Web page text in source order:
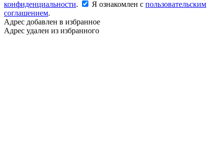
конфиденциальности. Я ознакомлен с пользовательским
соглашением.
Адрес добавлен в избранное
Адрес удален из избранного